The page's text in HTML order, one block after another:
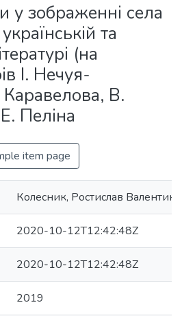
у зображенні села
та
(на
І. Нечуя-
В.
Пеліна
item page
Колесник, Ростислав
2020-10-12T12:42:48Z
2020-10-12T12:42:48Z
2019